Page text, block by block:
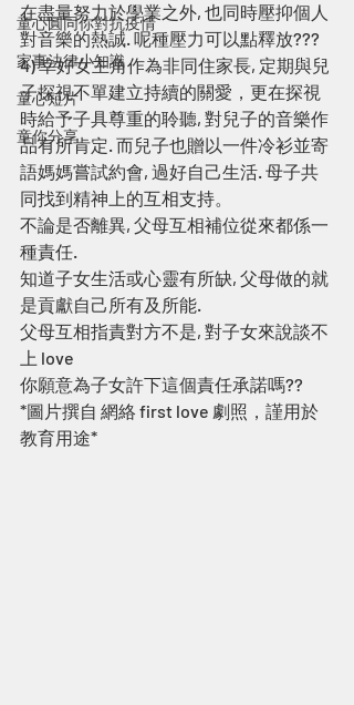
童心圓同你對抗疫情
家事法律小知識
童心短片
童你分享
在盡量努力於學業之外, 也同時壓抑個人
對音樂的熱誠. 呢種壓力可以點釋放???
4) 幸好女主角作為非同住家長, 定期與兒
子探視不單建立持續的關愛，更在探視
時給予子具尊重的聆聽, 對兒子的音樂作
品有所肯定. 而兒子也贈以一件冷衫並寄
語媽媽嘗試約會, 過好自己生活. 母子共
同找到精神上的互相支持。
不論是否離異, 父母互相補位從來都係一
種責任.
知道子女生活或心靈有所缺, 父母做的就
是貢獻自己所有及所能.
父母互相指責對方不是, 對子女來說談不
上 love
你願意為子女許下這個責任承諾嗎??
*圖片撰自 網絡 first love 劇照，謹用於
教育用途*